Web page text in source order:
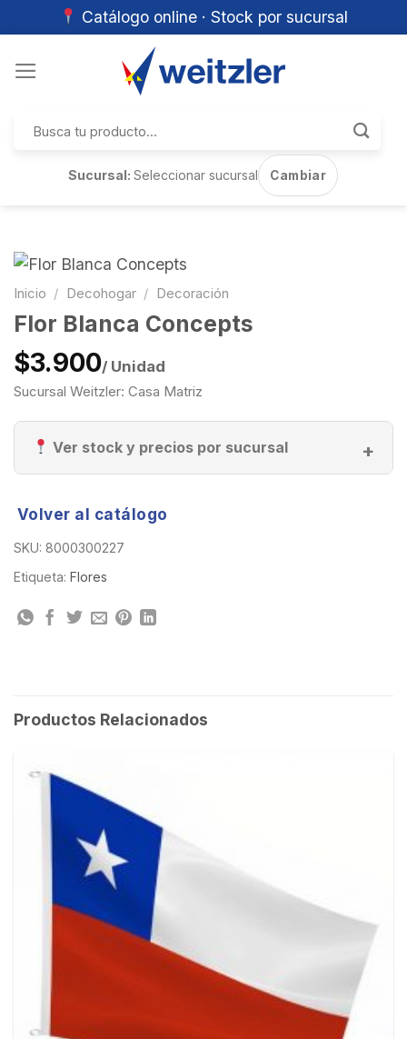
Catálogo online · Stock por sucursal
por:
Sucursal:Seleccionar sucursal Cambiar
Inicio / Decohogar / Decoración
Flor Blanca Concepts
$3.900/ Unidad
Sucursal Weitzler: Casa Matriz
Ver stock y precios por sucursal
Volver al catálogo
SKU: 8000300227
Etiqueta: Flores
Productos Relacionados